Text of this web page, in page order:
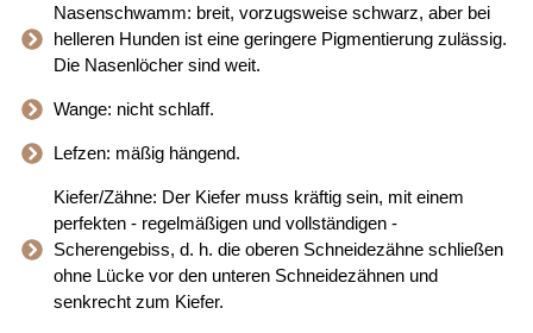
Nasenschwamm: breit, vorzugsweise schwarz, aber bei
helleren Hunden ist eine geringere Pigmentierung zulässig.
Die Nasenlöcher sind weit.
Wange: nicht schlaff.
Lefzen: mäßig hängend.
Kiefer/Zähne: Der Kiefer muss kräftig sein, mit einem
perfekten - regelmäßigen und vollständigen -
Scherengebiss, d. h. die oberen Schneidezähne schließen
ohne Lücke vor den unteren Schneidezähnen und
senkrecht zum Kiefer.